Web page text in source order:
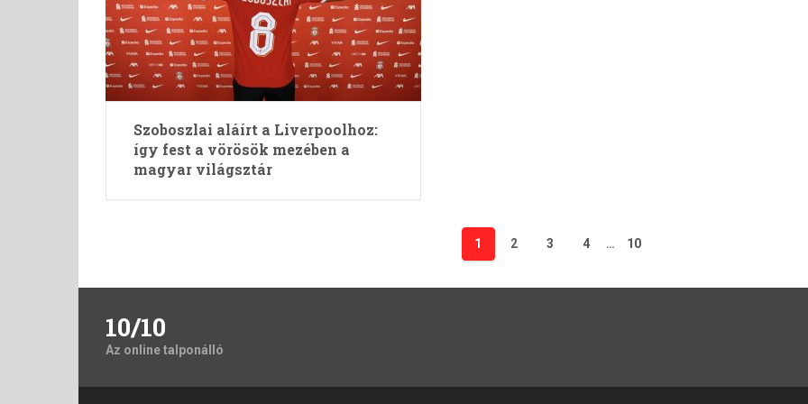
Szoboszlai aláírt a Liverpoolhoz:
így fest a vörösök mezében a
magyar világsztár
1 2 3 4 … 10
10/10
Az online talponálló